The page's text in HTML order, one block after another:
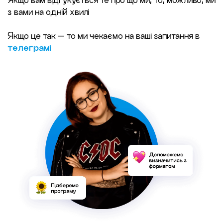
з вами на одній хвилі
Якщо це так — то ми чекаємо на ваші запитання в
телеграмі